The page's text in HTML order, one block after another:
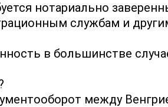
нотариально
службам и
в большинстве
между